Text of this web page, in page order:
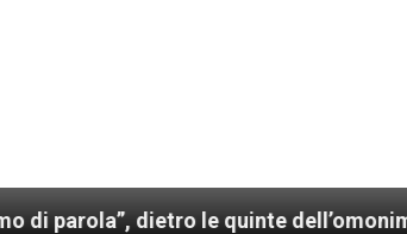
dietro le quinte dell’omonimo film di